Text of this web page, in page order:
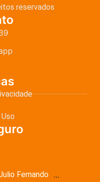
reservados
Fernando ...